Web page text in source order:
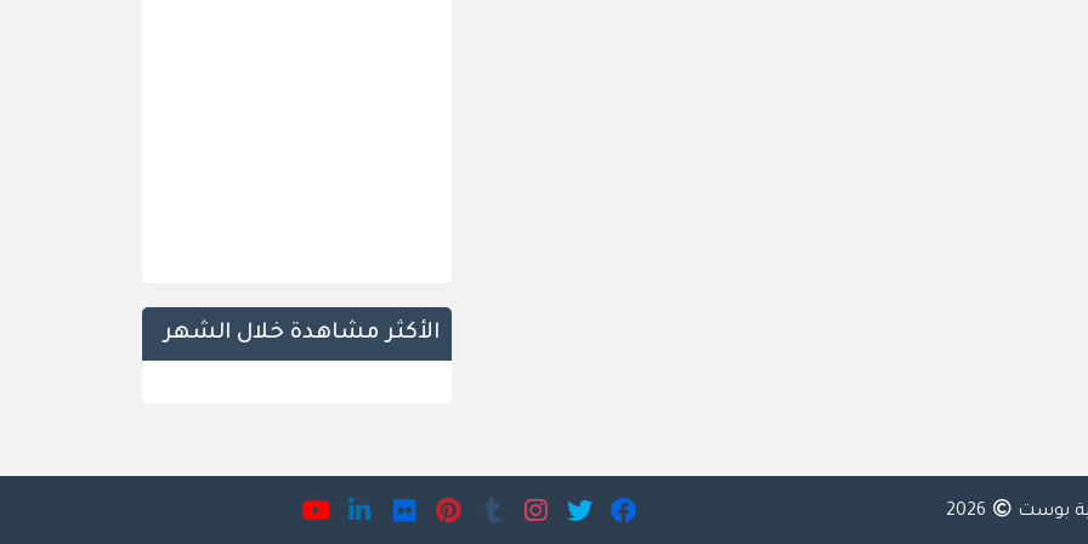
الأكثر مشاهدة خلال الشهر
بوست